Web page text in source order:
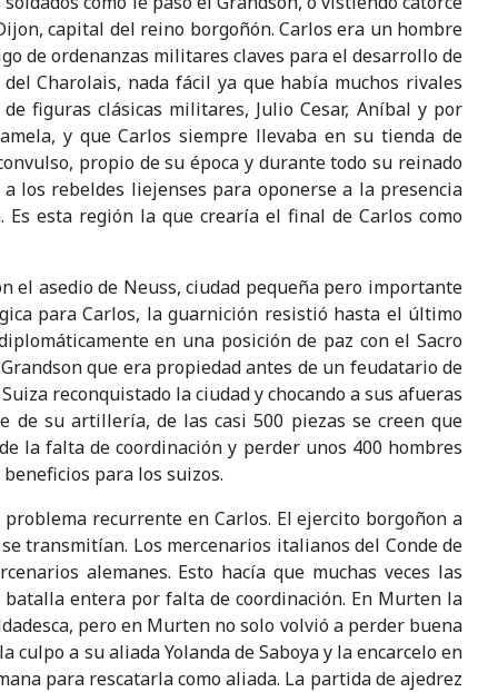
capital del reino borgoñón. Carlos era un hombre
de ordenanzas militares claves para el desarrollo de
Charolais, nada fácil ya que había muchos rivales
figuras clásicas militares, Julio Cesar, Aníbal y por
y que Carlos siempre llevaba en su tienda de
propio de su época y durante todo su reinado
los rebeldes liejenses para oponerse a la presencia
esta región la que crearía el final de Carlos como
el asedio de Neuss, ciudad pequeña pero importante
para Carlos, la guarnición resistió hasta el último
en una posición de paz con el Sacro
que era propiedad antes de un feudatario de
reconquistado la ciudad y chocando a sus afueras
de su artillería, de las casi 500 piezas se creen que
la falta de coordinación y perder unos 400 hombres
para los suizos.
recurrente en Carlos. El ejercito borgoñon a
transmitían. Los mercenarios italianos del Conde de
alemanes. Esto hacía que muchas veces las
entera por falta de coordinación. En Murten la
pero en Murten no solo volvió a perder buena
a su aliada Yolanda de Saboya y la encarcelo en
para rescatarla como aliada. La partida de ajedrez